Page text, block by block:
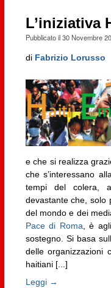
L’iniziativa
Pubblicato il30 Novembre
di Fabrizio Lorusso
e che si realizza
che s’interessano
tempi del colera,
devastante che, solo
del mondo e dei
Pace di Roma , è
sostegno. Si basa
delle organizzazioni
haitiani [...]
Leggi →